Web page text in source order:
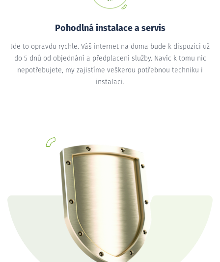
Pohodlná instalace a servis
Jde to opravdu rychle. Váš internet na doma bude k dispozici už
do 5 dnů od objednání a předplacení služby. Navíc k tomu nic
nepotřebujete, my zajistíme veškerou potřebnou techniku i
instalaci.